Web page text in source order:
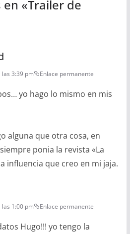
«Trailer de
3:39 pm Enlace permanente
yo hago lo mismo en mis
alguna que otra cosa, en
ponia la revista «La
influencia que creo en mi jaja.
1:00 pm Enlace permanente
Hugo!!! yo tengo la